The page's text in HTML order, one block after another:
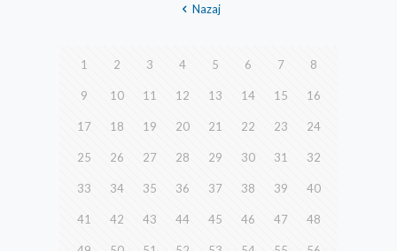
Nazaj
1 2 3 4 5 6 7 8
9 10 11 12 13 14 15 16
17 18 19 20 21 22 23 24
25 26 27 28 29 30 31 32
33 34 35 36 37 38 39 40
41 42 43 44 45 46 47 48